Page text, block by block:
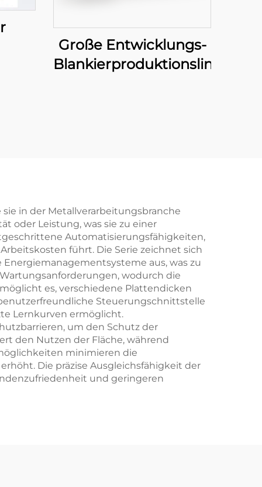
Große Entwicklungs-
Blankierproduktionslinie
in der Metallverarbeitungsbranche
oder Leistung, was sie zu einer
Automatisierungsfähigkeiten,
führt. Die Serie zeichnet sich
aus, was zu
wodurch die
es, verschiedene Plattendicken
Steuerungschnittstelle
Lernkurven ermöglicht.
um den Schutz der
den Nutzen der Fläche, während
minimieren die
Die präzise Ausgleichsfähigkeit der
und geringeren